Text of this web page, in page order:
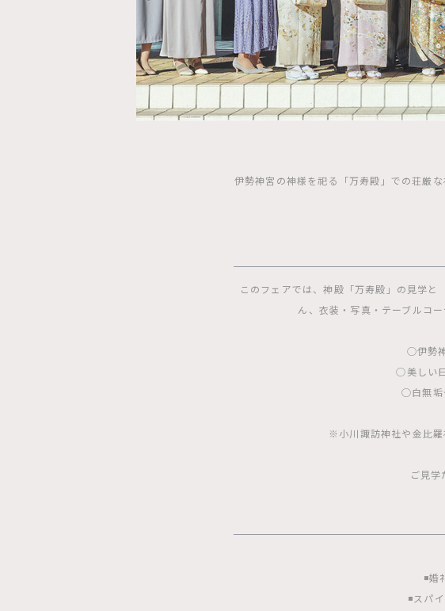
伊勢神宮の神様を祀る「万寿殿」での荘厳
このフェアでは、神殿「万寿殿」の見学
ん、衣装・写真・テーブルコ
◯伊勢
◯美しい
◯白無垢
※小川諏訪神社や金比羅
ご見学
◾️
◾️スパ